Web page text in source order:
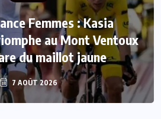
Femmes : Kasia
au Mont Ventoux
du maillot jaune
7 AOÛT 2026
INTER
Barcelone s’offre Rodri
millions d’euros
7 AOÛT 2026